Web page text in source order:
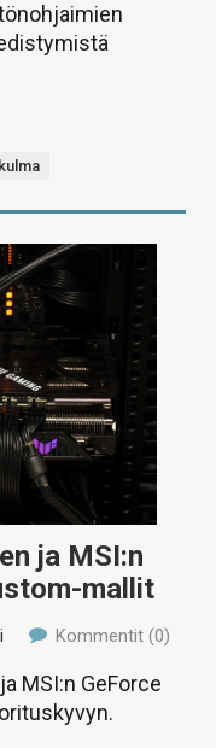
ja MSI:n
mallit
Kommentit (0)
MSI:n GeForce